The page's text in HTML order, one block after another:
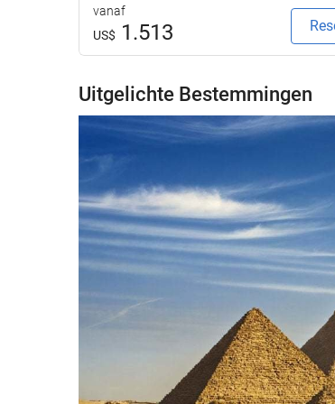
vanaf
US$ 1.513
Uitgelichte Bestemmingen